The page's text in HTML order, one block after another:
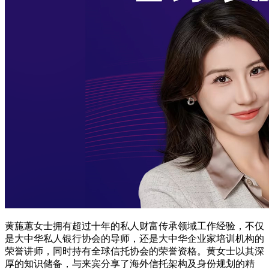
黄葹蕙女士拥有超过十年的私人财富传承领域工作经验，不仅
是大中华私人银行协会的导师，还是大中华企业家培训机构的
荣誉讲师，同时持有全球信托协会的荣誉资格。黄女士以其深
厚的知识储备，与来宾分享了海外信托架构及身份规划的精